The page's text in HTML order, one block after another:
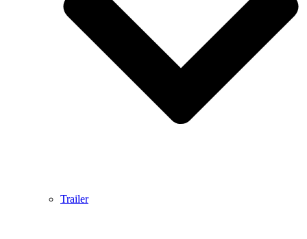
Trailer